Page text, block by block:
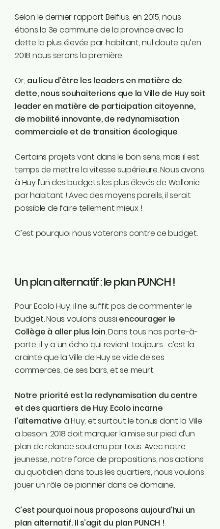
Selon le dernier rapport Belfius, en 2015, nous
étions la 3e commune de la province avec la
dette la plus élevée par habitant, nul doute qu’en
2018 nous serons la première.
Or, au lieu d’être les leaders en matière de
dette, nous souhaiterions que la Ville de Huy soit
leader en matière de participation citoyenne,
de mobilité innovante, de redynamisation
commerciale et de transition écologique.
Certains projets vont dans le bon sens, mais il est
temps de mettre la vitesse supérieure. Nous avons
à Huy l’un des budgets les plus élevés de Wallonie
par habitant ! Avec des moyens pareils, il serait
possible de faire tellement mieux !
C’est pourquoi nous voterons contre ce budget.
Un plan alternatif : le plan PUNCH !
Pour Ecolo Huy, il ne suffit pas de commenter le
budget. Nous voulons aussi encourager le
Collège à aller plus loin. Dans tous nos porte-à-
porte, il y a un écho qui revient toujours : c’est la
crainte que la Ville de Huy se vide de ses
commerces, de ses bars, et se meurt.
Notre priorité est la redynamisation du centre
et des quartiers de Huy. Ecolo incarne
l’alternative à Huy, et surtout le tonus dont la Ville
a besoin. 2018 doit marquer la mise sur pied d’un
plan de relance soutenu par tous. Avec notre
jeunesse, notre force de propositions, nos actions
au quotidien dans tous les quartiers, nous voulons
jouer un rôle de pionnier dans ce domaine.
C’est pourquoi nous proposons aujourd’hui un
plan alternatif. Il s’agit du plan PUNCH !